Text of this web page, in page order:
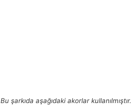
Bu şarkıda aşağıdaki akorlar kullanılmıştır.